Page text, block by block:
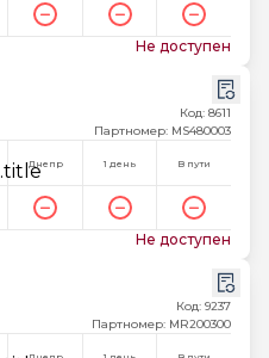
Не доступен
Код: 8611
Партномер: MS480003
Днепр 1 день В пути
Не доступен
Код: 9237
Партномер: MR200300